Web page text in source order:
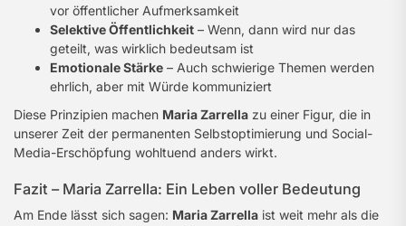
vor öffentlicher Aufmerksamkeit
Selektive Öffentlichkeit – Wenn, dann wird nur das
geteilt, was wirklich bedeutsam ist
Emotionale Stärke – Auch schwierige Themen werden
ehrlich, aber mit Würde kommuniziert
Diese Prinzipien machen Maria Zarrella zu einer Figur, die in
unserer Zeit der permanenten Selbstoptimierung und Social-
Media-Erschöpfung wohltuend anders wirkt.
Fazit – Maria Zarrella: Ein Leben voller Bedeutung
Am Ende lässt sich sagen: Maria Zarrella ist weit mehr als die